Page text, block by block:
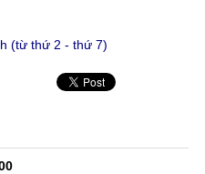
(từ thứ 2 - thứ 7)